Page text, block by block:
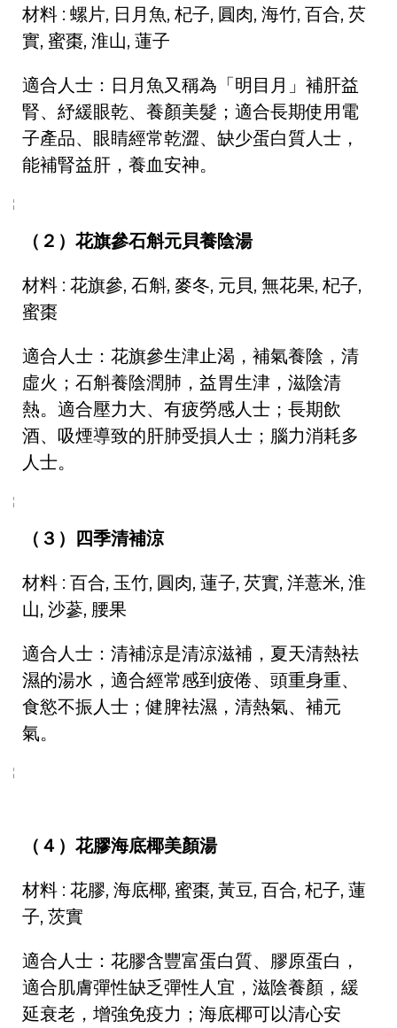
材料 : 螺片, 日月魚, 杞子, 圓肉, 海竹, 百合, 芡
實, 蜜棗, 淮山, 蓮子
適合人士：日月魚又稱為「明目月」補肝益
腎、紓緩眼乾、養顏美髮；適合長期使用電
子產品、眼睛經常乾澀、缺少蛋白質人士，
能補腎益肝，養血安神。
（２）花旗參石斛元貝養陰湯
材料 : 花旗參, 石斛, 麥冬, 元貝, 無花果, 杞子,
蜜棗
適合人士：花旗參生津止渴，補氣養陰，清
虛火；石斛養陰潤肺，益胃生津，滋陰清
熱。適合壓力大、有疲勞感人士；長期飲
酒、吸煙導致的肝肺受損人士；腦力消耗多
人士。
（３）四季清補涼
材料 : 百合, 玉竹, 圓肉, 蓮子, 芡實, 洋薏米, 淮
山, 沙蔘, 腰果
適合人士：清補涼是清涼滋補，夏天清熱袪
濕的湯水，適合經常感到疲倦、頭重身重、
食慾不振人士；健脾袪濕，清熱氣、補元
氣。
（４）花膠海底椰美顏湯
材料 : 花膠, 海底椰, 蜜棗, 黃豆, 百合, 杞子, 蓮
子, 茨實
適合人士：花膠含豐富蛋白質、膠原蛋白，
適合肌膚彈性缺乏彈性人宜，滋陰養顏，緩
延衰老，增強免疫力；海底椰可以清心安